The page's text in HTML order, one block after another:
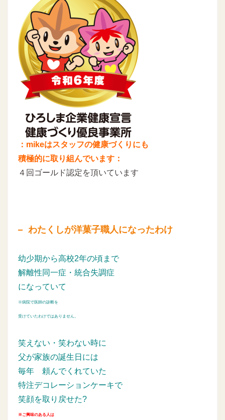
：mikeはスタッフの健康づくりにも
積極的に取り組んでいます：
４回ゴールド認定を頂いています
わたくしが洋菓子職人になったわけ
幼少期から高校2年の頃まで
解離性同一症・統合失調症
になっていて
※病院で医師の診断を
受けていたわけではありません。
笑えない・笑わない時に
父が家族の誕生日には
毎年 頼んでくれていた
特注デコレーションケーキで
笑顔を取り戻せた?
※ご興味のある人は